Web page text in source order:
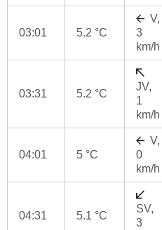
03:01 5.2 °C
V,
3
km/h
03:31 5.2 °C
JV,
1
km/h
04:01 5 °C
V,
0
km/h
04:31 5.1 °C
SV,
3